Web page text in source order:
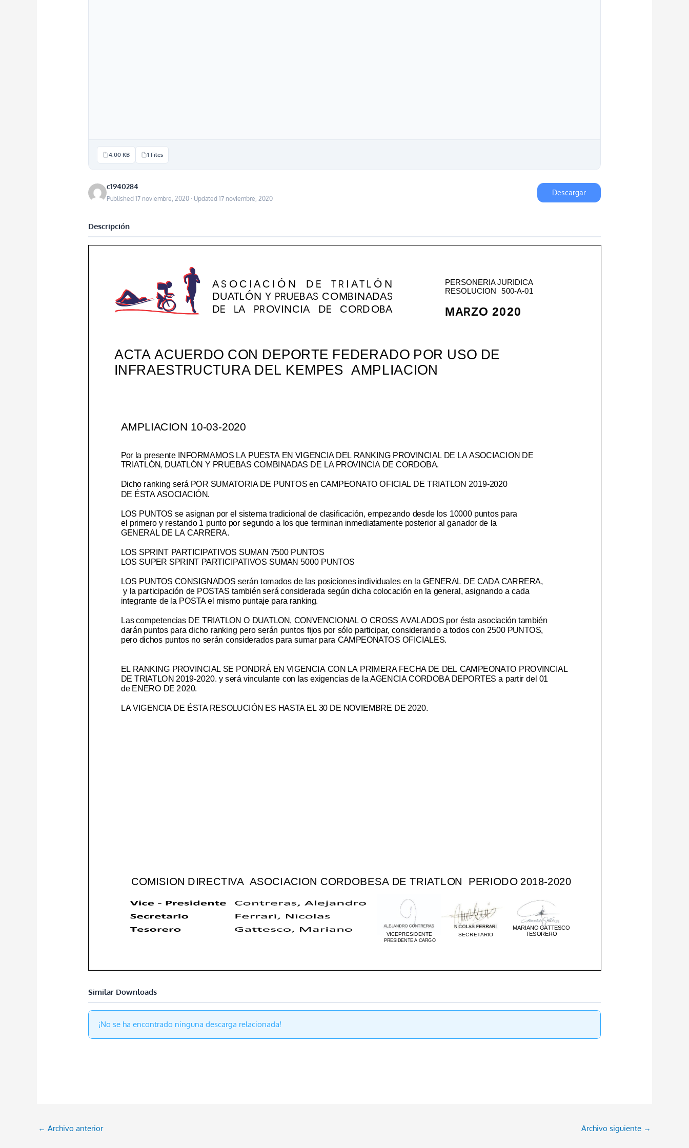
4.00 KB 1 Files
c1940284
Published 17 noviembre, 2020 · Updated 17 noviembre, 2020
Descargar
Descripción
Similar Downloads
¡No se ha encontrado ninguna descarga relacionada!
← Archivo anterior Archivo siguiente →